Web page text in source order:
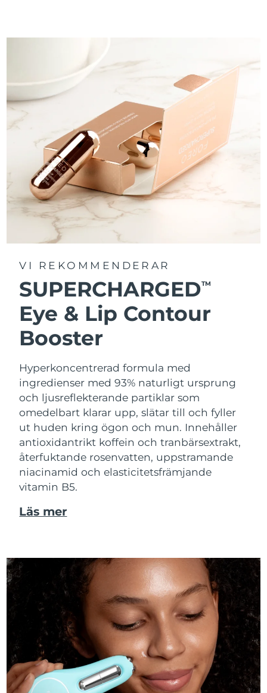
VI REKOMMENDERAR
SUPERCHARGEDTM
Eye & Lip Contour
Booster
Hyperkoncentrerad formula med
ingredienser med 93% naturligt ursprung
och ljusreflekterande partiklar som
omedelbart klarar upp, slätar till och fyller
ut huden kring ögon och mun. Innehåller
antioxidantrikt koffein och tranbärsextrakt,
återfuktande rosenvatten, uppstramande
niacinamid och elasticitetsfrämjande
vitamin B5.
Läs mer